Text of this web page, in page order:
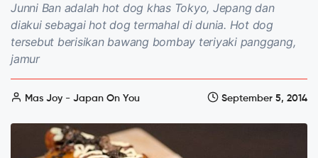
Junni Ban adalah hot dog khas Tokyo, Jepang dan
diakui sebagai hot dog termahal di dunia. Hot dog
tersebut berisikan bawang bombay teriyaki panggang,
jamur
Mas Joy - Japan On You September 5, 2014